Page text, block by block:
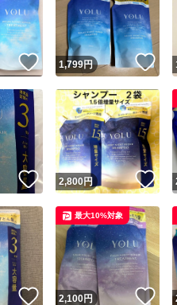
いいね！
1,799円 い
いいね！
2,800円 い
いいね！
2,100円 い
最大10%対象